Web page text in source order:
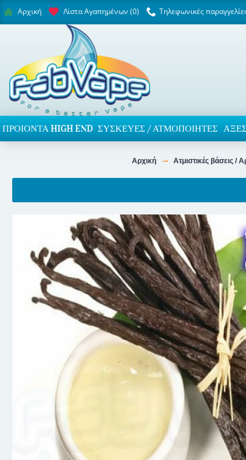
Αρχική Λίστα Αγαπημένων (0) Τηλεφωνικές
ΠΡΟΙΌΝΤΑ HIGH END ΣΥΣΚΕΥΈΣ / ΑΤΜΟΠΟΙΗΤΈΣ
Αρχική Ατμιστικές βάσεις /